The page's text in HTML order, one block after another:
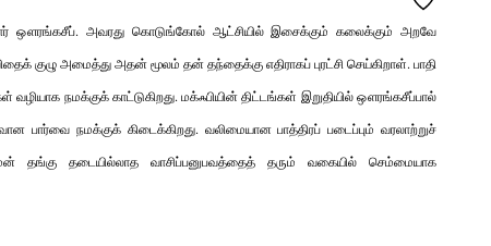
ஔரங்கசீப். அவரது கொடுங்கோல் ஆட்சியில் இசைக்கும் கலைக்கும் அறவே
குழு அமைத்து அதன் மூலம் தன் தந்தைக்கு எதிராகப் புரட்சி செய்கிறாள். பாதி
நமக்குக் காட்டுகிறது. மக்ஃபியின் திட்டங்கள் இறுதியில் ஔரங்கசீப்பால்
நமக்குக் கிடைக்கிறது. வலிமையான பாத்திரப் படைப்பும் வரலாற்றுச்
தங்கு தடையில்லாத வாசிப்பனுபவத்தைத் தரும் வகையில் செம்மையாக